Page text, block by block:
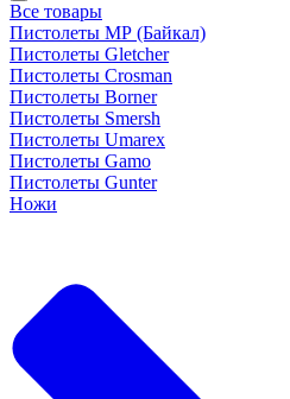
Все товары
Пистолеты МР (Байкал)
Пистолеты Gletcher
Пистолеты Crosman
Пистолеты Borner
Пистолеты Smersh
Пистолеты Umarex
Пистолеты Gamo
Пистолеты Gunter
Ножи